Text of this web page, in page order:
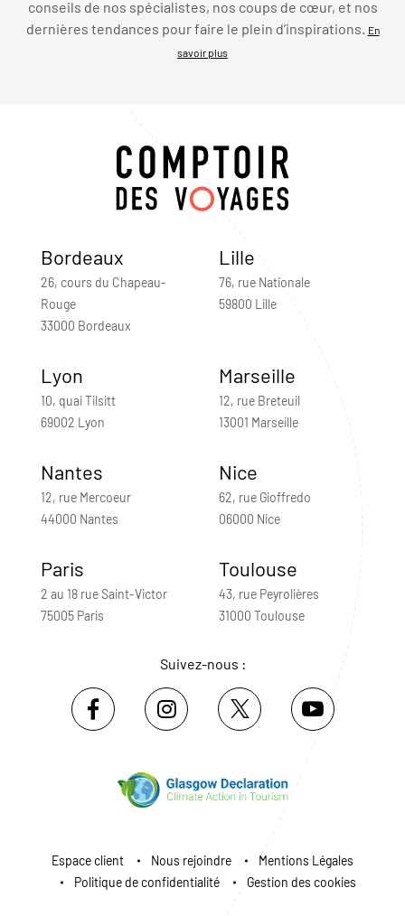
conseils de nos spécialistes, nos coups de cœur, et nos
dernières tendances pour faire le plein d’inspirations.
En
savoir plus
Bordeaux
26, cours du Chapeau-
Rouge
33000 Bordeaux
Lille
76, rue Nationale
59800 Lille
Lyon
10, quai Tilsitt
69002 Lyon
Marseille
12, rue Breteuil
13001 Marseille
Nantes
12, rue Mercoeur
44000 Nantes
Nice
62, rue Gioffredo
06000 Nice
Paris
2 au 18 rue Saint-Victor
75005 Paris
Toulouse
43, rue Peyrolières
31000 Toulouse
Suivez-nous :
Espace client Nous rejoindre
Mentions Légales
Politique de confidentialité
Gestion des cookies